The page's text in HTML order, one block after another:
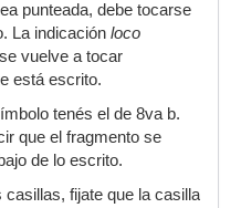
punteada, debe tocarse
La indicación loco
vuelve a tocar
está escrito.
tenés el de 8va b.
que el fragmento se
de lo escrito.
fijate que la casilla